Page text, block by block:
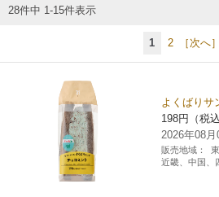
プリペイドサービス
スポーツ振興くじ
ご利用可能なお支払い方法
各種料金のお支払い
スマホプリペイド
レジでApple Accountにチャージ
CNプレイガイド
国内店舗数
売上高、店舗数推移
セブン‐イレブンの海外事業
GREEN CHALLENGE 2050
4VISIONS
サステナビリティニュース
サステナビリティレポート
店舗検索
ネッ
Language
English (Corporate)
English (Services)
中文[繁體字](服務)
简体中文(服务)
28件中 1-15件表示
1 2 ［次へ］
よくばり
198円（税
2026年08
販売地域：
近畿、中国、